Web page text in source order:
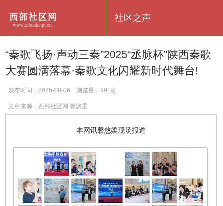
社区之声
“秦歌飞扬·声动三秦”2025“丞脉杯”陕西秦歌
大赛圆满落幕·秦歌文化闪耀新时代舞台!
发布时间 : 2025-08-06 浏览量 : 991次
文章来源 : 西部社区网 馨悠柔
本网讯馨悠柔现场报道